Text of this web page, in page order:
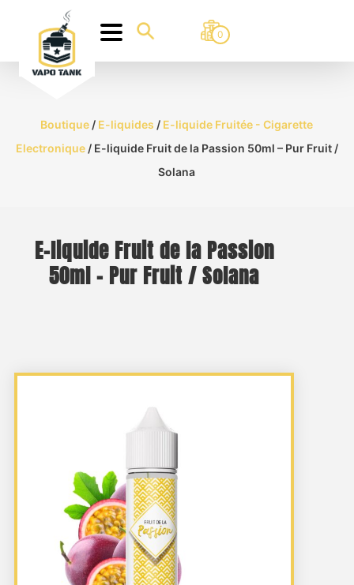
0
Boutique / E-liquides / E-liquide Fruitée - Cigarette
Electronique/ E-liquide Fruit de la Passion 50ml – Pur Fruit /
Solana
E-liquide Fruit de la Passion
50ml – Pur Fruit / Solana